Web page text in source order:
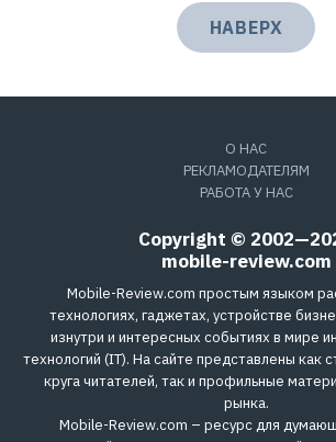
НАВЕРХ
О НАС
РЕКЛАМОДАТЕЛЯМ
РАБОТА У НАС
Copyright ©
mobile-review.com
Mobile-Review.com простым языком
технологиях, гаджетах, устройстве
изнутри и интересных событиях в мире
технологий (IT). На сайте представлены как
круга читателей, так и профильные
рынка.
Mobile-Review.com – ресурс для